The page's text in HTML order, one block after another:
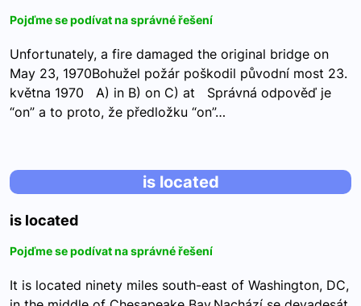
Pojďme se podívat na správné řešení
Unfortunately, a fire damaged the original bridge on
May 23, 1970Bohužel požár poškodil původní most 23.
května 1970 A) in B) on C) at Správná odpověď je
“on” a to proto, že předložku “on”…
is located
is located
Pojďme se podívat na správné řešení
It is located ninety miles south-east of Washington, DC,